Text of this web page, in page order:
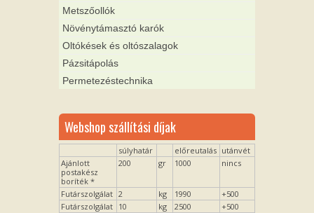
Metszőollók
Növénytámasztó karók
Oltókések és oltószalagok
Pázsitápolás
Permetezéstechnika
Webshop szállítási díjak
súlyhatár előreutalás utánvét
Ajánlott
postakész
boríték *
200 gr 1000 nincs
Futárszolgálat 2 kg 1990
+500
Futárszolgálat 10 kg 2500
+500